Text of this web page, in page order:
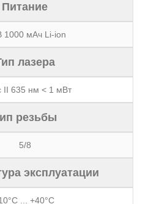
Питание
1000 мАч Li-ion
лазера
II 635 нм < 1 мВт
резьбы
5/8
эксплуатации
... +40°C